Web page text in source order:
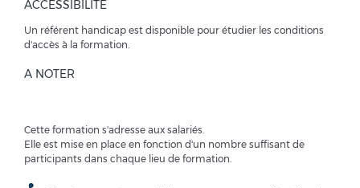
ACCESSIBILITÉ
Un référent handicap est disponible pour étudier les conditions
d'accès à la formation.
A NOTER
Cette formation s'adresse aux salariés.
Elle est mise en place en fonction d'un nombre suffisant de
participants dans chaque lieu de formation.